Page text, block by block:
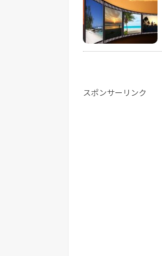
スポンサーリンク